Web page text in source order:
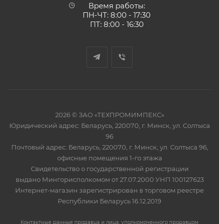
Время работы:
ПН-ЧТ: 8:00 - 17:30
ПТ: 8:00 - 16:30
2026 © ЗАО «ТЕХПРОМИМПЕКС»
Юридический адрес: Беларусь, 220070, г. Минск, ул. Солтыса
96
Почтовый адрес: Беларусь, 220070, г. Минск, ул. Солтыса 96,
офисные помещения 1-го этажа
Свидетельство о государственной регистрации
выдано Мингорисполкомом от 27.07.2000 УНП 100127623
Интернет-магазин зарегистрирован в торговом реестре
Республики Беларусь 16.12.2019
Контактные данные продавца и лица, уполномоченного продавцом